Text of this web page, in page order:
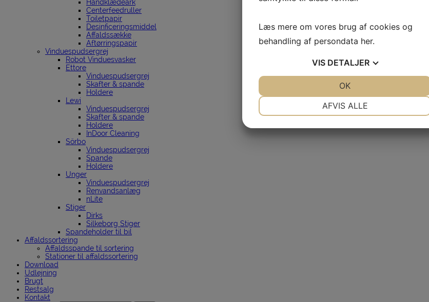
Håndklædeark
Centerfeedruller
Toiletpapir
Desinficeringsmiddel
Affaldssække
Aftørringspapir
Vinduespudsergrej
Robot Vinduesvasker
Ettore
Vinduespudsergrej
Skafter & spande
Holdere
Lewi
Vinduespudsergrej
Skafter & spande
Holdere
InDoor Cleaning
Sörbo
Vinduespudsergrej
Spande
Holdere
Unger
Vinduespudsergrej
Renvandsanlæg
nLite
Stiger
Dirks
Silkeborg Stiger
Spandeholder til bil
Affaldssortering
Affaldsspande til sortering
Stationer til affaldssortering
Download
Udlejning
Brugt
Restsalg
Kontakt
Læs mere om vores brug af cookies og
behandling af persondata her.
VIS DETALJER
AFVIS ALLE
OK